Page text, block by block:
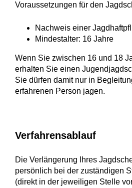
Voraussetzungen für den
Nachweis einer
Mindestalter: 16 Jahre
Wenn Sie zwischen 16 und 18
erhalten Sie einen
Sie dürfen damit nur in
erfahrenen Person jagen.
Verfahrensablauf
Die Verlängerung Ihres
persönlich bei der zuständigen
(direkt in der jeweiligen Stelle